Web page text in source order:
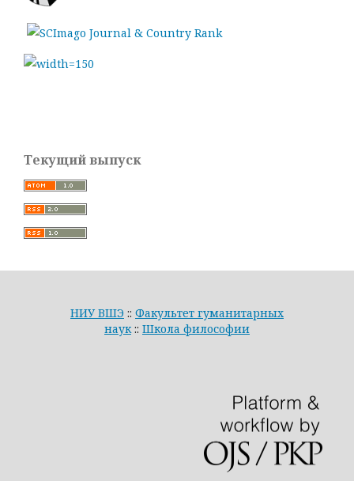
Текущий выпуск
НИУ ВШЭ :: Факультет гуманитарных
наук :: Школа философии